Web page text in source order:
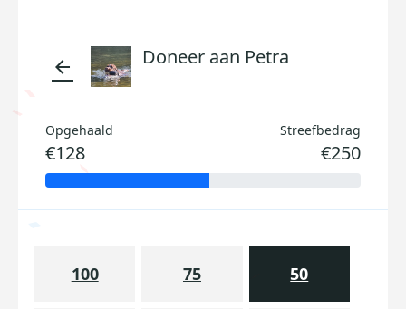
arrow_back Doneer aan Petra
Opgehaald
€128
Streefbedrag
€250
100 75 50